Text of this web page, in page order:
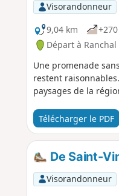
Visorandonneur
9,04 km
Départ à Ranchal
Une promenade
restent
paysages de la
Télécharger le PDF
De Saint-
Visorandonneur